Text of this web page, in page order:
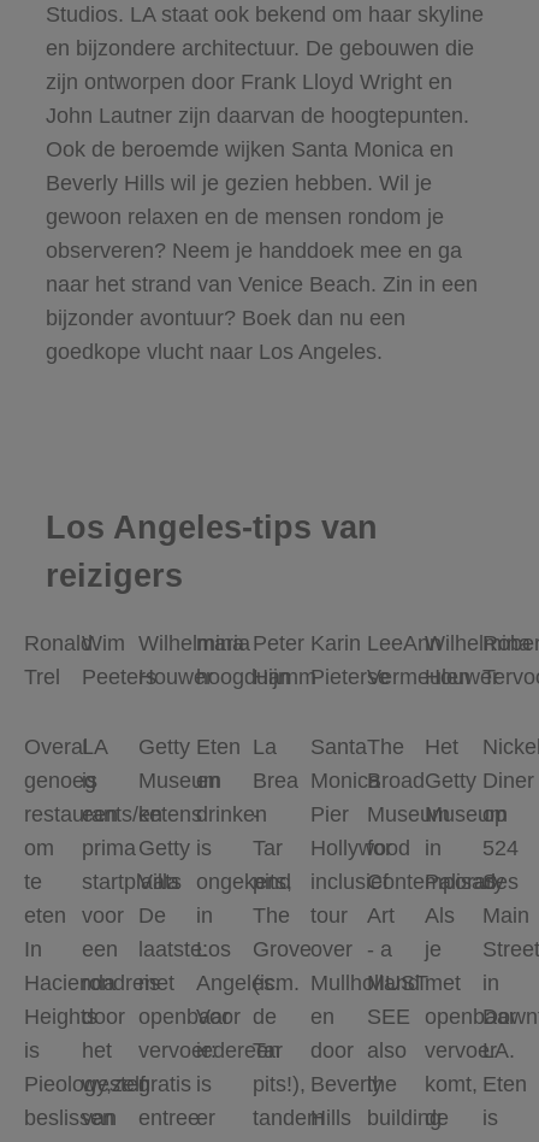
Studios. LA staat ook bekend om haar skyline
en bijzondere architectuur. De gebouwen die
zijn ontworpen door Frank Lloyd Wright en
John Lautner zijn daarvan de hoogtepunten.
Ook de beroemde wijken Santa Monica en
Beverly Hills wil je gezien hebben. Wil je
gewoon relaxen en de mensen rondom je
observeren? Neem je handdoek mee en ga
naar het strand van Venice Beach. Zin in een
bijzonder avontuur? Boek dan nu een
goedkope vluchtnaar Los Angeles.
Los Angeles-tips van
reizigers
Ronald
Trel
Overal
genoeg
restaurants/ketens
om
te
eten
In
Hacienda
Heights
is
Pieology,zelf
beslissen
Wim
Peeters
LA
is
een
prima
startplaats
voor
een
rondreis
door
het
westen
van
Wilhelmina
Houwer
Getty
Museum
en
Getty
Villa
De
laatste:
met
openbaar
vervoer:
gratis
entree
maria
hoogduijn
Eten
en
drinken
is
ongekend
in
Los
Angeles.
Voor
iedereen
is
er
Peter
Hamm
La
Brea
-
Tar
pits,
The
Grove
(icm.
de
Tar
pits!),
tandem
Karin
Pieterse
Santa
Monica
Pier
Hollywood
inclusief
tour
over
Mullholland
en
door
Beverly
Hills
LeeAnn
Vermeulen
The
Broad
Museum
for
Contemporary
Art
- a
MUST
SEE
also
the
building
Wilhelmina
Houwer
Het
Getty
Museum
in
Palisades
Als
je
met
openbaar
vervoer
komt,
de
Diner
op
524
S
Main
Street
in
LA.
Eten
is